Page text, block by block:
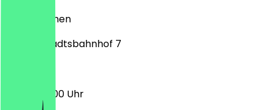
Bremen
Am Neustadtsbahnhof 7
07:00 - 18:00 Uhr